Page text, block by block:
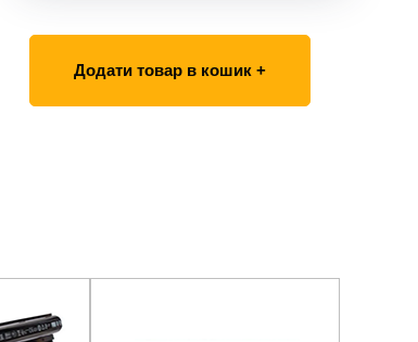
Додати товар в кошик +